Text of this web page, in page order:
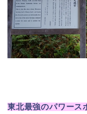
東北最強のパワース